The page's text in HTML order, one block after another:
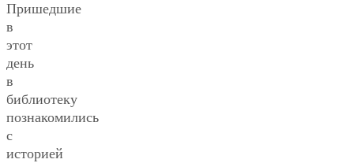
Пришедшие
в
этот
день
в
библиотеку
познакомились
с
историей